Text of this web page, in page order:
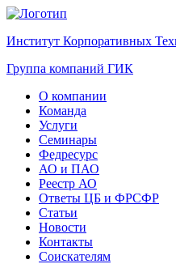
Институт Корпоративных
Группа компаний ГИК
О компании
Команда
Услуги
Семинары
Федресурс
АО и ПАО
Реестр АО
Ответы ЦБ и ФРСФР
Статьи
Новости
Контакты
Соискателям